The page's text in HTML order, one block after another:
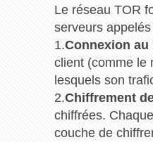
Le réseau TOR
serveurs
1.Connexion au
client (comme le
lesquels son
2.Chiffrement
chiffrées.
couche de